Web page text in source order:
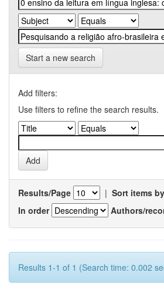
Start a new search
Add filters:
Use filters to refine the search results.
Results/Page | Sort items by
In order
Authors/
Results 1-1 of 1 (Search time: 0.002